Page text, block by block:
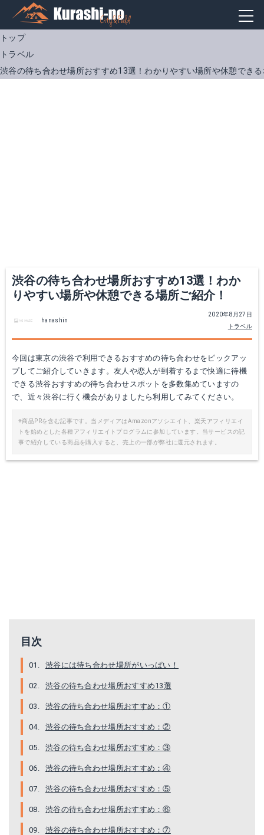
トップ
トラベル
渋谷の待ち合わせ場所おすすめ13選！わかりやすい場所や休憩でき
渋谷の待ち合わせ場所おすすめ13選！わか
りやすい場所や休憩できる場所ご紹介！
2020年8月27日
トラベル
hanashin
今回は東京の渋谷で利用できるおすすめの待ち合わせをピックアッ
プしてご紹介していきます。友人や恋人が到着するまで快適に待機
できる渋谷おすすめの待ち合わせスポットを多数集めていますの
で、近々渋谷に行く機会がありましたら利用してみてください。
※商品PRを含む記事です。当メディアはAmazonアソシエイト、楽天アフィリエイ
トを始めとした各種アフィリエイトプログラムに参加しています。当サービスの記
事で紹介している商品を購入すると、売上の一部が弊社に還元されます。
目次
渋谷には待ち合わせ場所がいっぱい！
渋谷の待ち合わせ場所おすすめ13選
渋谷の待ち合わせ場所おすすめ：①
渋谷の待ち合わせ場所おすすめ：②
渋谷の待ち合わせ場所おすすめ：③
渋谷の待ち合わせ場所おすすめ：④
渋谷の待ち合わせ場所おすすめ：⑤
渋谷の待ち合わせ場所おすすめ：⑥
渋谷の待ち合わせ場所おすすめ：⑦